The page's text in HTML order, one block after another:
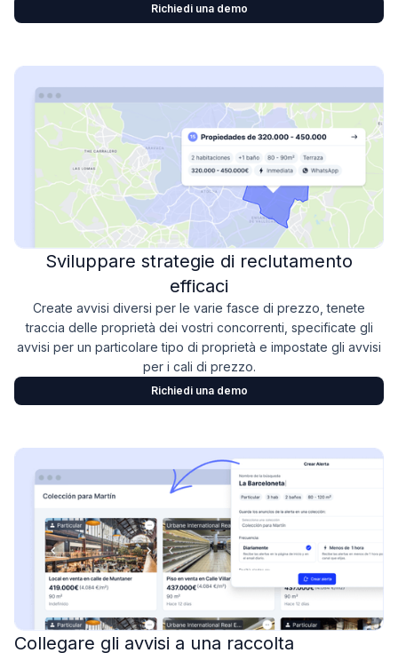
Richiedi una demo
Sviluppare strategie di reclutamento
efficaci
Create avvisi diversi per le varie fasce di prezzo, tenete
traccia delle proprietà dei vostri concorrenti, specificate gli
avvisi per un particolare tipo di proprietà e impostate gli avvisi
per i cali di prezzo.
Richiedi una demo
Collegare gli avvisi a una raccolta